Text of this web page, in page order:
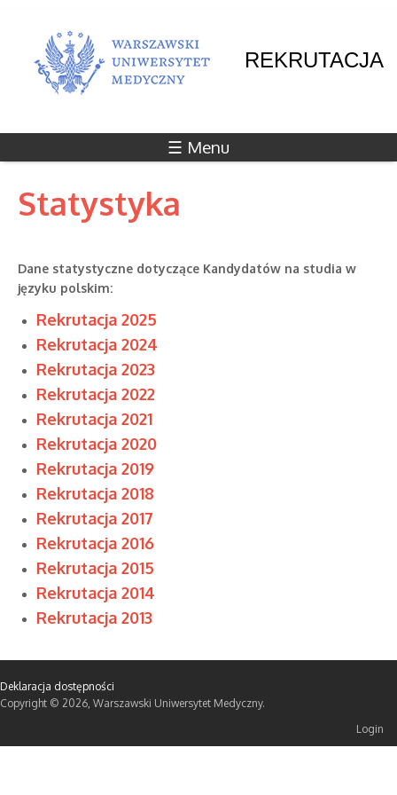
REKRUTACJA
☰ Menu
Statystyka
Dane statystyczne dotyczące Kandydatów na studia w
języku polskim:
Rekrutacja 2025
Rekrutacja 2024
Rekrutacja 2023
Rekrutacja 2022
Rekrutacja 2021
Rekrutacja 2020
Rekrutacja 2019
Rekrutacja 2018
Rekrutacja 2017
Rekrutacja 2016
Rekrutacja 2015
Rekrutacja 2014
Rekrutacja 2013
Deklaracja dostępności
Copyright © 2026, Warszawski Uniwersytet Medyczny.
Login